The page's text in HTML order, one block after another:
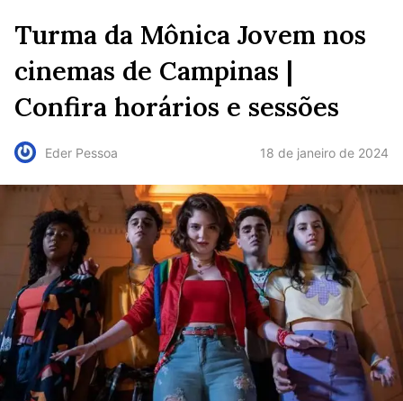
Turma da Mônica Jovem nos
cinemas de Campinas |
Confira horários e sessões
Eder Pessoa 18 de janeiro de 2024